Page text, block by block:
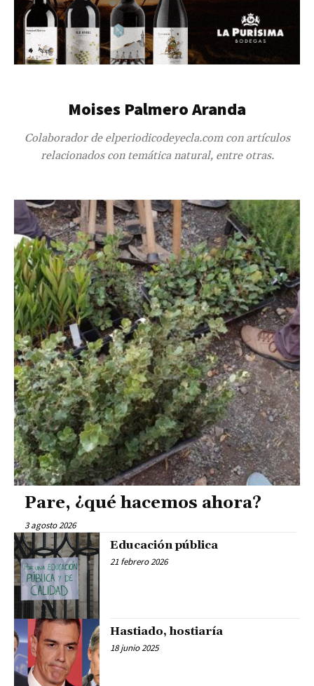
Moises Palmero Aranda
Colaborador de elperiodicodeyecla.com con artículos
relacionados con temática natural, entre otras.
Pare, ¿qué hacemos ahora?
3 agosto 2026
Educación pública
21 febrero 2026
Hastiado, hostiaría
18 junio 2025